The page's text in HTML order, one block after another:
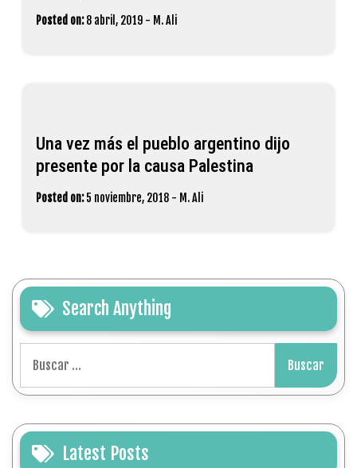
Posted on: 8 abril, 2019 - M. Ali
Una vez más el pueblo argentino dijo
presente por la causa Palestina
Posted on: 5 noviembre, 2018 - M. Ali
Search Anything
Latest Posts